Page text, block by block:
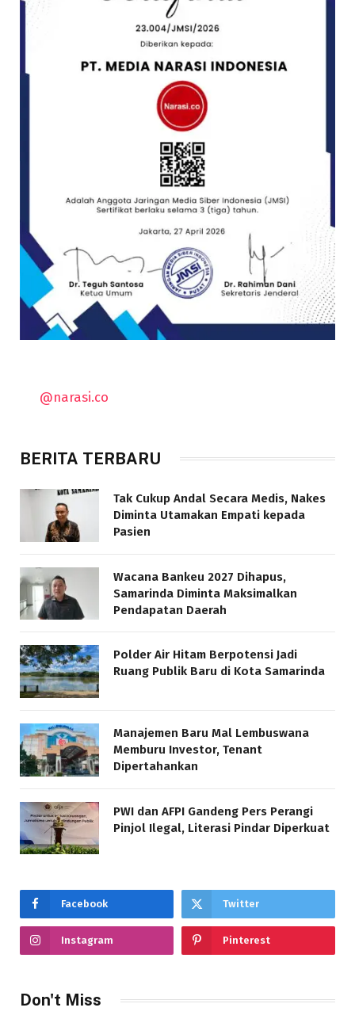
@narasi.co
BERITA TERBARU
Tak Cukup Andal Secara Medis, Nakes
Diminta Utamakan Empati kepada
Pasien
Wacana Bankeu 2027 Dihapus,
Samarinda Diminta Maksimalkan
Pendapatan Daerah
Polder Air Hitam Berpotensi Jadi
Ruang Publik Baru di Kota Samarinda
Manajemen Baru Mal Lembuswana
Memburu Investor, Tenant
Dipertahankan
PWI dan AFPI Gandeng Pers Perangi
Pinjol Ilegal, Literasi Pindar Diperkuat
Facebook Twitter
Instagram Pinterest
Don't Miss